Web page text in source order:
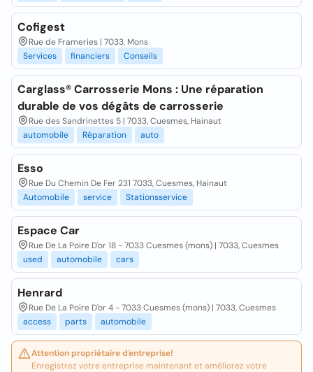
Cofigest
Rue de Frameries | 7033, Mons
Services
financiers Conseils
Carglass® Carrosserie Mons : Une réparation
durable de vos dégâts de carrosserie
Rue des Sandrinettes 5 | 7033, Cuesmes, Hainaut
automobile
Réparation auto
Esso
Rue Du Chemin De Fer 231 7033, Cuesmes, Hainaut
Automobile
service Stationsservice
Espace Car
Rue De La Poire D'or 18 - 7033 Cuesmes (mons) | 7033, Cuesmes
used
automobile cars
Henrard
Rue De La Poire D'or 4 - 7033 Cuesmes (mons) | 7033, Cuesmes
access
parts automobile
Attention propriétaire d'entreprise!
Enregistrez votre entreprise maintenant et améliorez votre